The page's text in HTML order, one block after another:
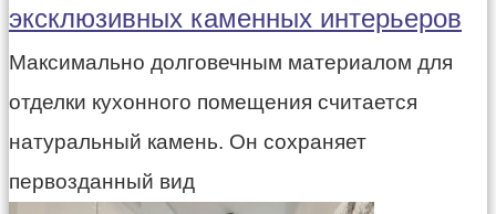
эксклюзивных каменных интерьеров
Максимально долговечным материалом для
отделки кухонного помещения считается
натуральный камень. Он сохраняет
первозданный вид